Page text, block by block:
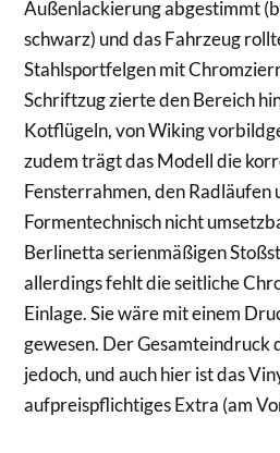
Außenlackierung abgestimmt
schwarz) und das Fahrzeug
Stahlsportfelgen mit
Schriftzug zierte den Bereich
Kotflügeln, von Wiking
zudem trägt das Modell die
Fensterrahmen, den Radläufen
Formentechnisch nicht
Berlinetta serienmäßigen
allerdings fehlt die seitliche
Einlage. Sie wäre mit einem
gewesen. Der Gesamteindruck
jedoch, und auch hier ist das
aufpreispflichtiges Extra (am